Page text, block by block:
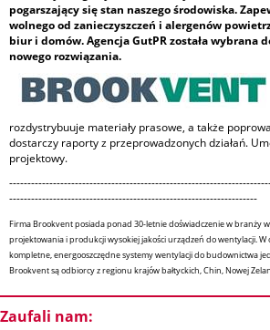
pogarszający się stan naszego środowiska.
wolnego od zanieczyszczeń i alergenów
biur i domów. Agencja GutPR została wybrana
nowego rozwiązania.
rozdystrybuuje materiały prasowe, a także
dostarczy raporty z przeprowadzonych działań.
projektowy.
--------------------------------------------------------------------
Firma Brookvent posiada ponad 30-letnie doświadczenie w branży
projektowania i produkcji wysokiej jakości urządzeń do wentylacji.
kompletne, energooszczędne systemy wentylacji do budownictwa
Brookvent są odbiorcy z regionu krajów bałtyckich, Chin, Nowej
Zaufali nam: